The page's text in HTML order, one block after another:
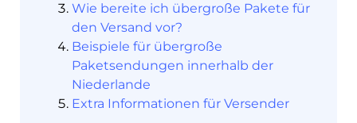
Wie bereite ich übergroße Pakete für
den Versand vor?
Beispiele für übergroße
Paketsendungen innerhalb der
Niederlande
Extra Informationen für Versender